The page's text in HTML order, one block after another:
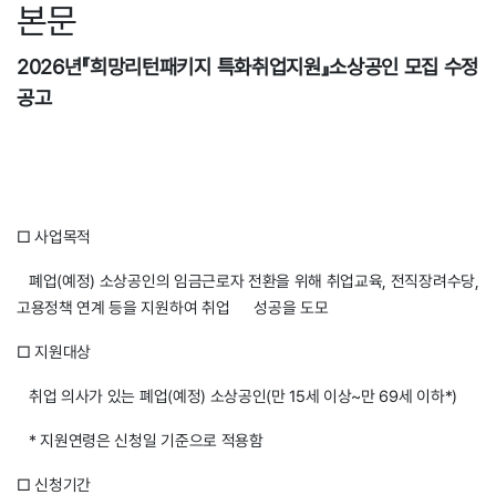
본문
2026년『희망리턴패키지 특화취업지원』소상공인 모집 수정
공고
□ 사업목적
폐업(예정) 소상공인의 임금근로자 전환을 위해 취업교육, 전직장려수당,
고용정책 연계 등을 지원하여 취업 성공을 도모
□ 지원대상
취업 의사가 있는 폐업(예정) 소상공인(만 15세 이상~만 69세 이하*)
* 지원연령은 신청일 기준으로 적용함
□ 신청기간